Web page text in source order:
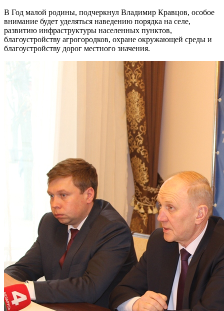
В Год малой родины, подчеркнул Владимир Кравцов, особое
внимание будет уделяться наведению порядка на селе,
развитию инфраструктуры населенных пунктов,
благоустройству агрогородков, охране окружающей среды и
благоустройству дорог местного значения.